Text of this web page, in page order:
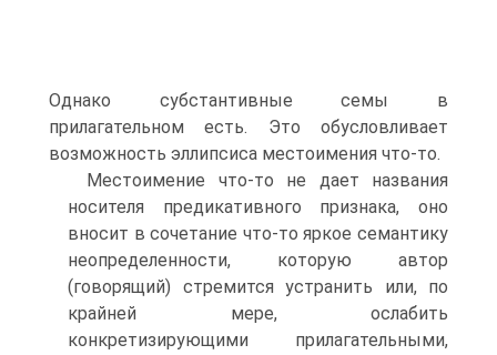
Однако субстантивные семы в
прилагательном есть. Это обусловливает
возможность эллипсиса местоимения что-то.
Местоимение что-то не дает названия
носителя предикативного признака, оно
вносит в сочетание что-то яркое семантику
неопределенности, которую автор
(говорящий) стремится устранить или, по
крайней мере, ослабить
конкретизирующими прилагательными,